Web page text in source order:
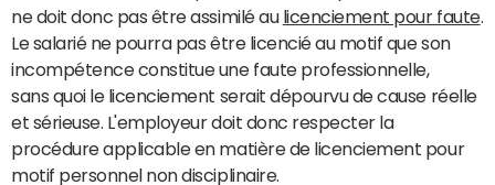
ne doit donc pas être assimilé au licenciement pour faute.
Le salarié ne pourra pas être licencié au motif que son
incompétence constitue une faute professionnelle,
sans quoi le licenciement serait dépourvu de cause réelle
et sérieuse. L'employeur doit donc respecter la
procédure applicable en matière de licenciement pour
motif personnel non disciplinaire.